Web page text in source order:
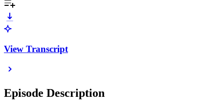
View Transcript
Episode Description